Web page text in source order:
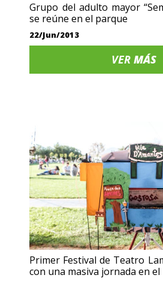
Grupo del adulto mayor
se reúne en el parque
22/Jun/2013
VERMÁS
Primer Festival de Teatro
con una masiva jornada en el